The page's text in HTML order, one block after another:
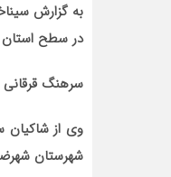
در سطح استان
سرهنگ قرقانی
وی از شاکیان
شهرستان